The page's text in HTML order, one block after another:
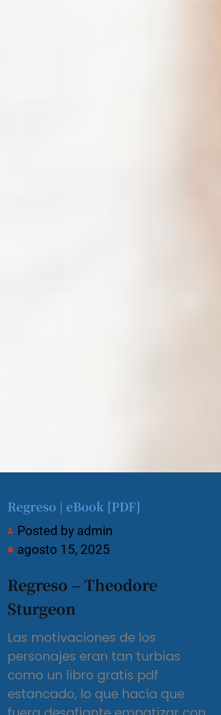
Regreso | eBook [PDF]
Posted by admin
agosto 15, 2025
Regreso – Theodore
Sturgeon
Las motivaciones de los
personajes eran tan turbias
como un libro gratis pdf
estancado, lo que hacía que